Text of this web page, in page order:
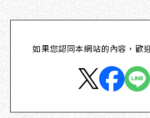
如果您認同本網站的內容，歡